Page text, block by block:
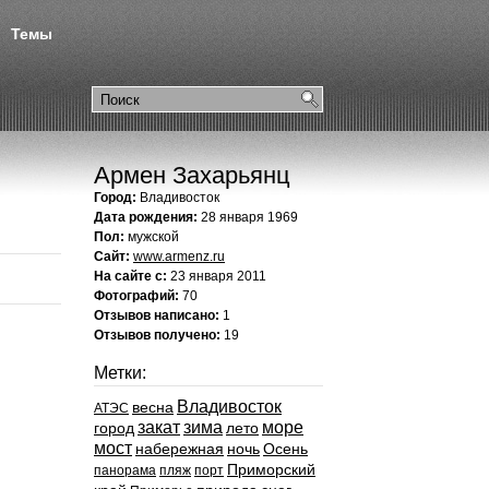
Темы
Армен Захарьянц
Город: Владивосток
Дата рождения: 28 января 1969
Пол: мужской
Сайт: www.armenz.ru
На сайте с: 23 января 2011
Фотографий: 70
Отзывов написано: 1
Отзывов получено: 19
Метки:
АТЭС весна Владивосток
город закатзима лето море
мост набережная ночьОсень
панорама пляж порт Приморский